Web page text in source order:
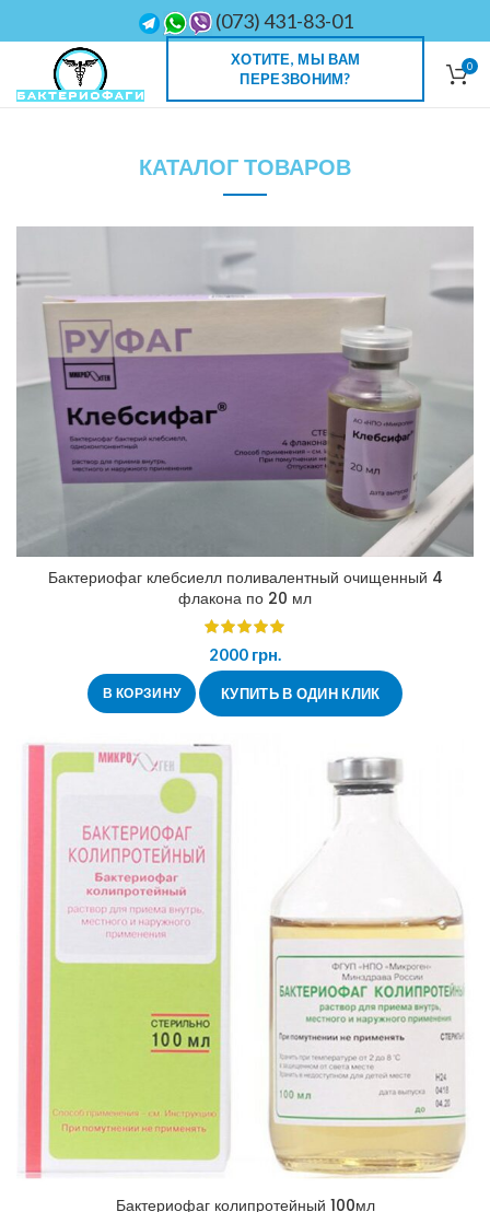
(073) 431-83-01
ХОТИТЕ, МЫ ВАМ
ПЕРЕЗВОНИМ?
0
КАТАЛОГ ТОВАРОВ
Бактериофаг клебсиелл поливалентный очищенный 4
флакона по 20 мл
2000 грн.
В КОРЗИНУ КУПИТЬ В ОДИН КЛИК
Бактериофаг колипротейный 100мл